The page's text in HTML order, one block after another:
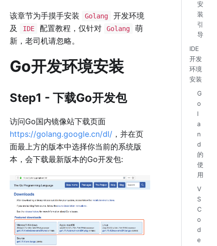
该章节为手摸手安装 Golang
开发环境
及
IDE 配置教程，仅针对 Golang
萌
新，老司机请忽略。
Go开发环境安装
Step1 - 下载Go开发包
访问Go国内镜像站下载页面
https://golang.google.cn/dl/ ，并在页
面最上方的版本中选择你当前的系统版
本，会下载最新版本的Go开发包:
安
装
引
导
IDE
开发
环境
安装
G
o
l
a
n
d
的
使
用
V
S
C
o
d
e